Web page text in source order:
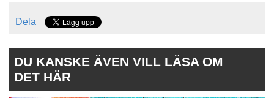
Dela
DU KANSKE ÄVEN VILL LÄSA OM
DET HÄR